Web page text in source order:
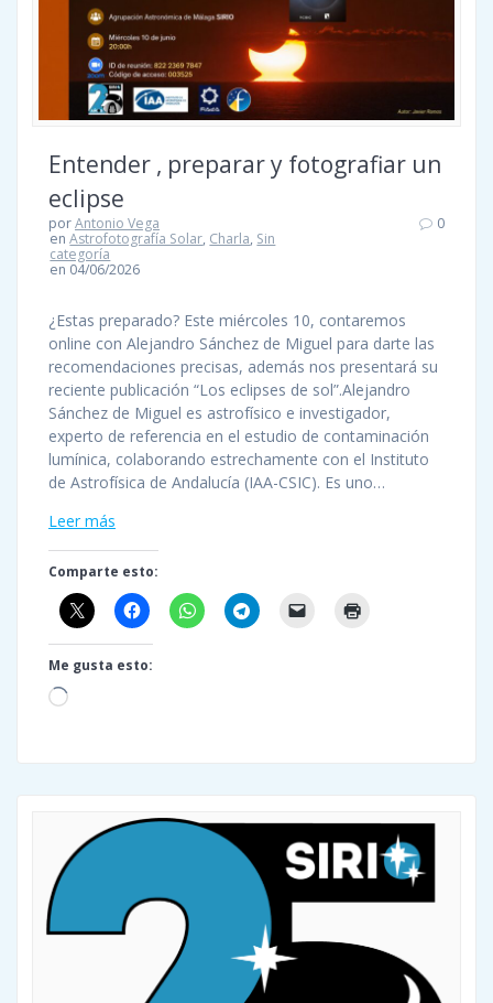
Entender , preparar y fotografiar un
eclipse
porAntonio Vega
enAstrofotografía Solar, Charla, Sin
categoría
en 04/06/2026
0
¿Estas preparado? Este miércoles 10, contaremos
online con Alejandro Sánchez de Miguel para darte las
recomendaciones precisas, además nos presentará su
reciente publicación “Los eclipses de sol”.Alejandro
Sánchez de Miguel es astrofísico e investigador,
experto de referencia en el estudio de contaminación
lumínica, colaborando estrechamente con el Instituto
de Astrofísica de Andalucía (IAA-CSIC). Es uno…
Leer más
Comparte esto:
Me gusta esto:
Cargando...